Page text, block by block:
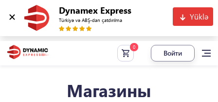
Dynamex Express
Türkiyə və ABŞ-dan çatdırılma Yüklə
Войти
Магазины